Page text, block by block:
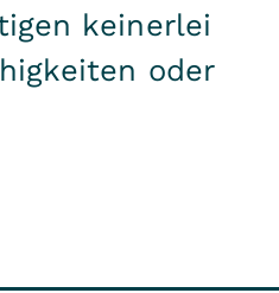
keinerlei
oder